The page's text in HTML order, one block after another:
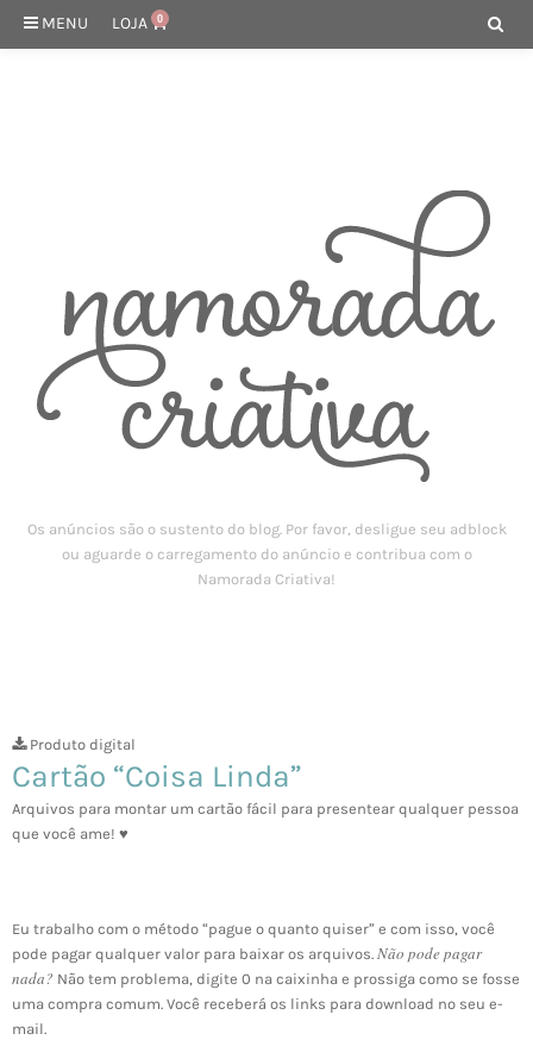
MENU LOJA 0
Produto digital
Cartão “Coisa Linda”
Arquivos para montar um cartão fácil para presentear qualquer pessoa
que você ame! ♥
Eu trabalho com o método “pague o quanto quiser” e com isso, você
pode pagar qualquer valor para baixar os arquivos. Não pode pagar
nada? Não tem problema, digite 0 na caixinha e prossiga como se fosse
uma compra comum. Você receberá os links para download no seu e-
mail.